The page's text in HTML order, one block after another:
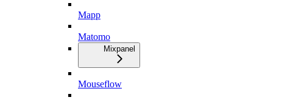
Mapp
Matomo
Mixpanel
Mouseflow